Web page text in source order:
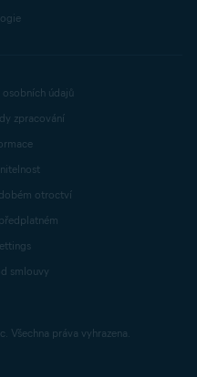
Všechna práva vyhrazena.
údajů
zpracování
otroctví
smlouvy